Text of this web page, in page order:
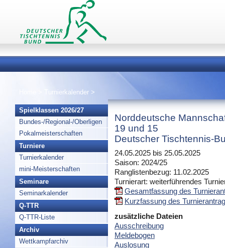
Turnierkalender >
Spielklassen 2026/27
Bundes-/Regional-/Oberligen
Pokalmeisterschaften
Turniere
Turnierkalender
mini-Meisterschaften
Seminare
Seminarkalender
Q-TTR
Q-TTR-Liste
Archiv
Wettkampfarchiv
Norddeutsche
19 und 15
Deutscher Tischtennis-
24.05.2025 bis 25.05.2025
Saison: 2024/25
Ranglistenbezug: 11.02.2025
Turnierart: weiterführendes
Gesamtfassung des
Kurzfassung des
zusätzliche Dateien
Ausschreibung
Meldebogen
Auslosung